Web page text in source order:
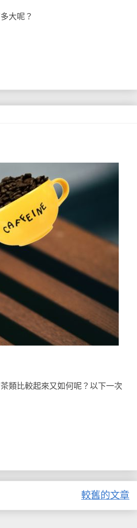
大呢？
類比較起來又如何呢？以下一次
較舊的文章